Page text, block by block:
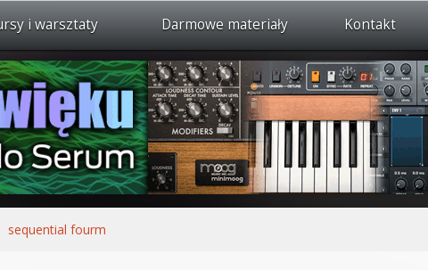
i warsztaty
wszystkie kursy i warsztaty
dźwięku 🔥
muzyczna w praktyce
Studio od podstaw
Darmowe materiały Kontakt
sequential fourm